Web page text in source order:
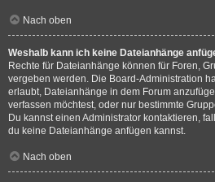
Nach oben
Weshalb kann ich keine Dateianhänge
Rechte für Dateianhänge können für Foren,
vergeben werden. Die Board-Administration
erlaubt, Dateianhänge in dem Forum
verfassen möchtest, oder nur bestimmte
Du kannst einen Administrator kontaktieren,
du keine Dateianhänge anfügen kannst.
Nach oben